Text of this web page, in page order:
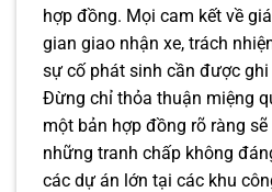
hợp đồng. Mọi cam kết về
gian giao nhận xe, trách
sự cố phát sinh cần được
Đừng chỉ thỏa thuận miệng
một bản hợp đồng rõ ràng
những tranh chấp không
các dự án lớn tại các khu